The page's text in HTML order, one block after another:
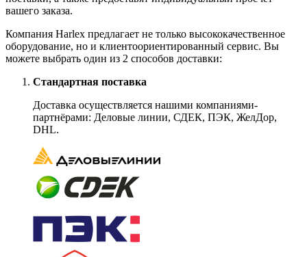
вашего заказа.
Компания Harlex предлагает не только высококачественное
оборудование, но и клиентоориентированный сервис. Вы
можете выбрать один из 2 способов доставки:
Стандартная поставка
Доставка осуществляется нашими компаниями-
партнёрами: Деловые линии, СДЕК, ПЭК, ЖелДор,
DHL.